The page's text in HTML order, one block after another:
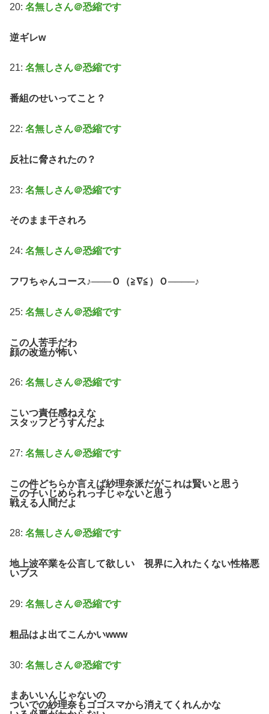
20: 名無しさん＠恐縮です
逆ギレw
21: 名無しさん＠恐縮です
番組のせいってこと？
22: 名無しさん＠恐縮です
反社に脅されたの？
23: 名無しさん＠恐縮です
そのまま干されろ
24: 名無しさん＠恐縮です
フワちゃんコース♪───Ｏ（≧∇≦）Ｏ────♪
25: 名無しさん＠恐縮です
この人苦手だわ
顔の改造が怖い
26: 名無しさん＠恐縮です
こいつ責任感ねえな
スタッフどうすんだよ
27: 名無しさん＠恐縮です
この件どちらか言えば紗理奈派だがこれは賢いと思う
この子いじめられっ子じゃないと思う
戦える人間だよ
28: 名無しさん＠恐縮です
地上波卒業を公言して欲しい 視界に入れたくない性格悪
いブス
29: 名無しさん＠恐縮です
粗品はよ出てこんかいwww
30: 名無しさん＠恐縮です
まあいいんじゃないの
ついでの紗理奈もゴゴスマから消えてくれんかな